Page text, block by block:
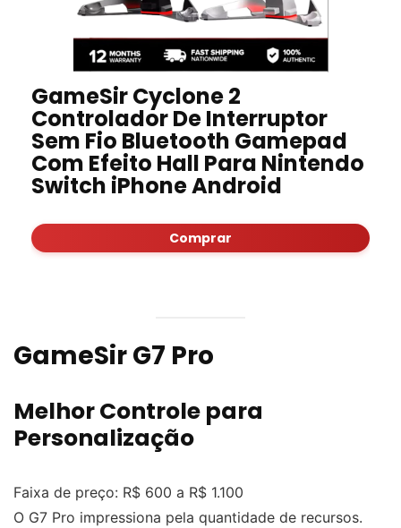
GameSir Cyclone 2
Controlador De Interruptor
Sem Fio Bluetooth Gamepad
Com Efeito Hall Para Nintendo
Switch iPhone Android
Comprar
GameSir G7 Pro
Melhor Controle para
Personalização
Faixa de preço: R$ 600 a R$ 1.100
O G7 Pro impressiona pela quantidade de recursos.